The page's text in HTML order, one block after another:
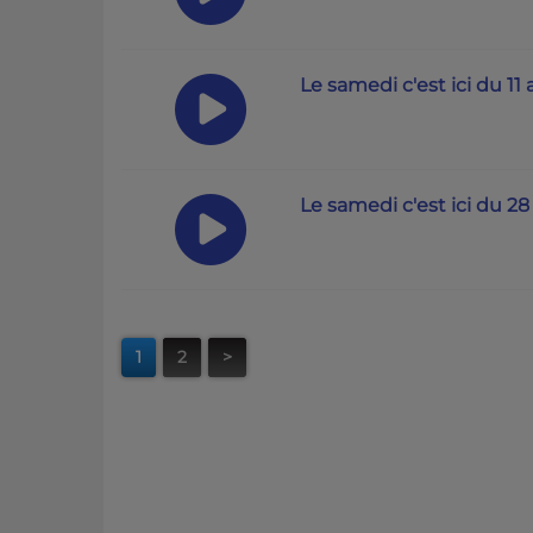
Le samedi c'est ici du 11
Le samedi c'est ici du
1 2 >